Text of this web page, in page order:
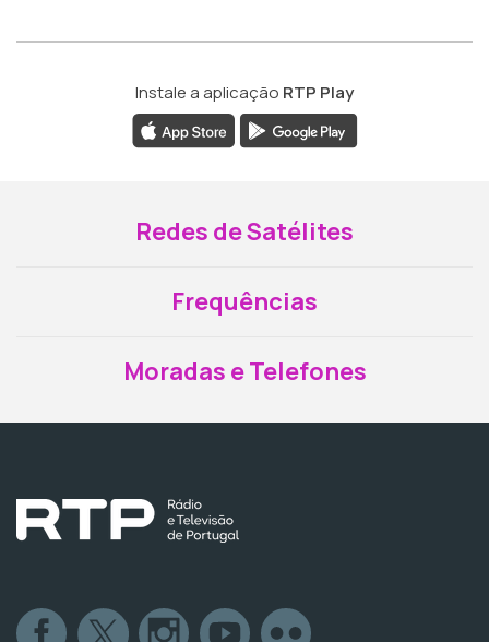
Instale a aplicação RTP Play
Redes de Satélites
Frequências
Moradas e Telefones